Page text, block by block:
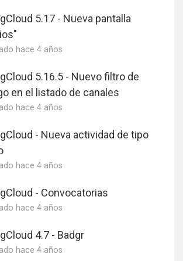
5.17 - Nueva pantalla
hace 4 años
5.16.5 - Nuevo filtro de
en el listado de canales
hace 4 años
- Nueva actividad de tipo
hace 4 años
- Convocatorias
hace 4 años
4.7 - Badgr
hace 4 años